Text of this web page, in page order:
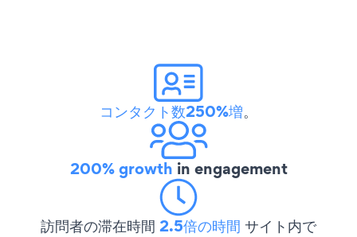
コンタクト数250%増。
200% growth in engagement
訪問者の滞在時間 2.5倍の時間 サイト内で